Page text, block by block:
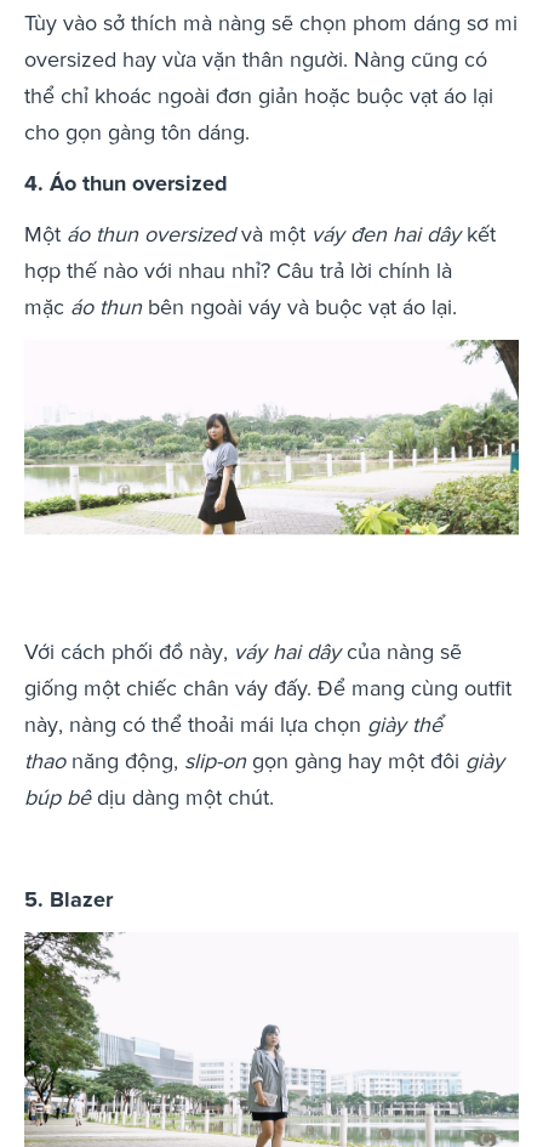
Tùy vào sở thích mà nàng sẽ chọn phom dáng sơ mi
oversized hay vừa vặn thân người. Nàng cũng có
thể chỉ khoác ngoài đơn giản hoặc buộc vạt áo lại
cho gọn gàng tôn dáng.
4. Áo thun oversized
Một áo thun oversizedvà một váy đen hai dâykết
hợp thế nào với nhau nhỉ? Câu trả lời chính là
mặc áo thunbên ngoài váy và buộc vạt áo lại.
Với cách phối đồ này, váy hai dâycủa nàng sẽ
giống một chiếc chân váy đấy. Để mang cùng outfit
này, nàng có thể thoải mái lựa chọn giày thể
thaonăng động, slip-ongọn gàng hay một đôi giày
búp bêdịu dàng một chút.
5. Blazer